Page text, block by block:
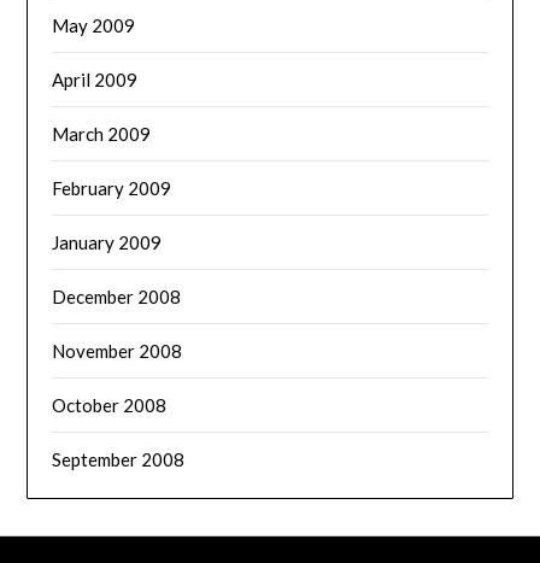
May 2009
April 2009
March 2009
February 2009
January 2009
December 2008
November 2008
October 2008
September 2008